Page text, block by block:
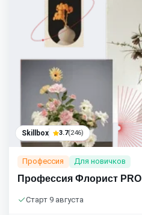
Skillbox 3.7(246)
Профессия Для новичков
Профессия Флорист PRO
Старт 9 августа